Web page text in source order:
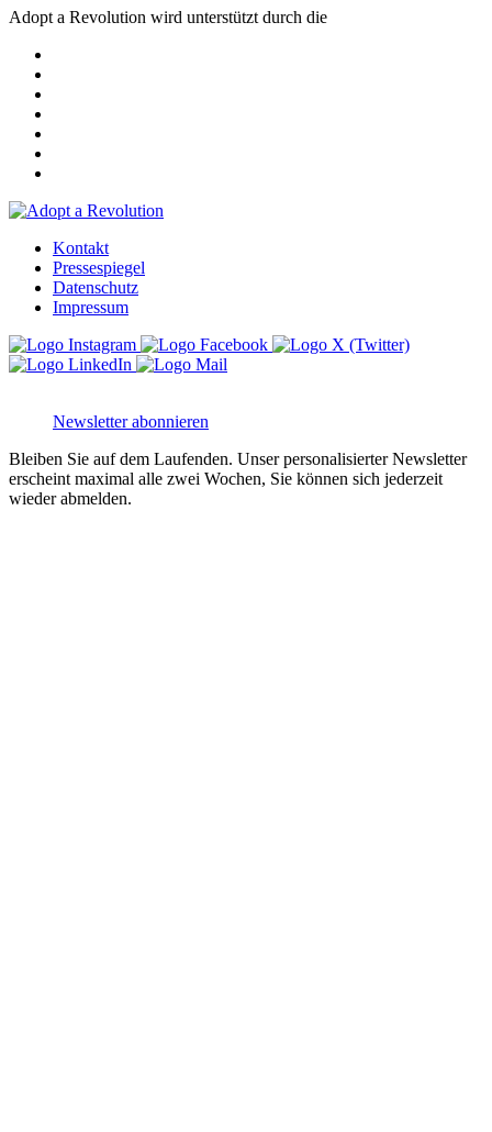
Adopt a Revolution wird unterstützt durch die
Kontakt
Pressespiegel
Datenschutz
Impressum
Newsletter abonnieren
Bleiben Sie auf dem Laufenden. Unser personalisierter Newsletter
erscheint maximal alle zwei Wochen, Sie können sich jederzeit
wieder abmelden.